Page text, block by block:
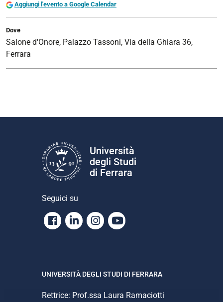
2024-
04-
19T09:00:00+02:00
2024-
04-
19T13:00:00+02:00
Aggiungi l'evento a Google Calendar
Dove
Salone d'Onore, Palazzo Tassoni, Via della Ghiara 36,
Ferrara
Università
degli Studi
di Ferrara
Seguici su
Facebook
LinkedinInstagram
Youtube
UNIVERSITÀ DEGLI STUDI DI FERRARA
Rettrice: Prof.ssa Laura Ramaciotti